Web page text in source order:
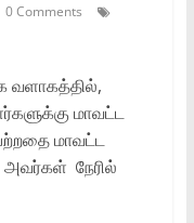
0 Comments
வளாகத்தில்,
மாவட்ட
மாவட்ட
நேரில்